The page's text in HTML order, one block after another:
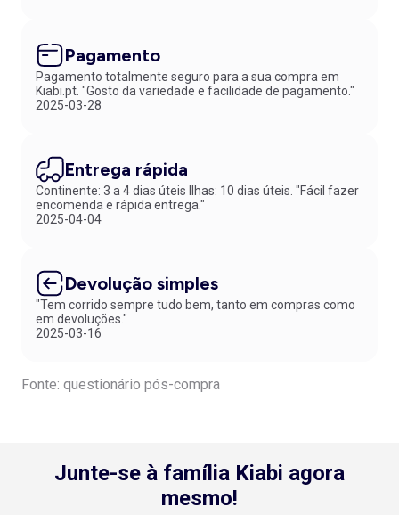
Pagamento
Pagamento totalmente seguro para a sua compra em
Kiabi.pt. "Gosto da variedade e facilidade de pagamento."
2025-03-28
Entrega rápida
Continente: 3 a 4 dias úteis Ilhas: 10 dias úteis. "Fácil fazer
encomenda e rápida entrega."
2025-04-04
Devolução simples
"Tem corrido sempre tudo bem, tanto em compras como
em devoluções."
2025-03-16
Fonte: questionário pós-compra
Junte-se à família Kiabi agora
mesmo!